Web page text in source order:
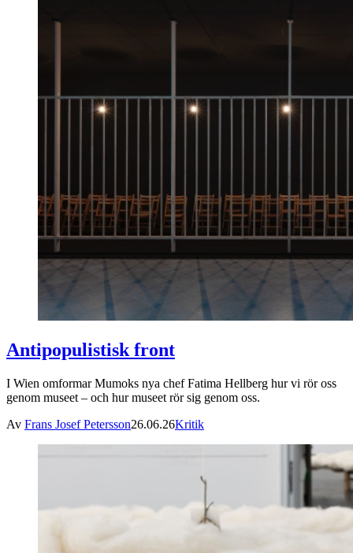
Antipopulistisk front
I Wien omformar Mumoks nya chef Fatima Hellberg hur vi rör oss
genom museet – och hur museet rör sig genom oss.
Av Frans Josef Petersson26.06.26Kritik